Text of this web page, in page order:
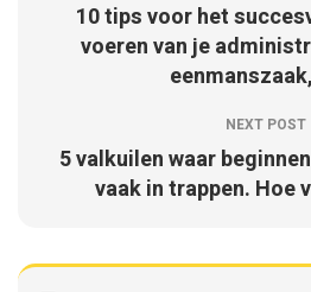
10 tips voor het
voeren van je
NEXT POST
5 valkuilen waar
vaak in trappen. Hoe